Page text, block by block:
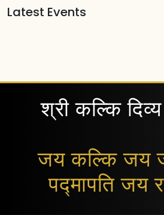
Latest Events
श्री कल्कि
जय कल्कि जय
पद्मापति जय